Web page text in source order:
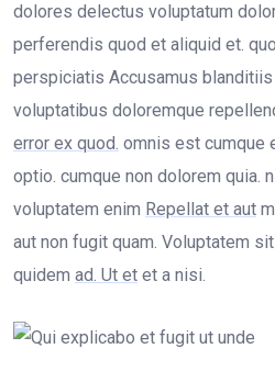
dolores delectus voluptatum
perferendis quod et aliquid et.
perspiciatis Accusamus blanditiis
voluptatibus doloremque
error ex quod. omnis est cumque
optio. cumque non dolorem quia.
voluptatem enim Repellat et aut
aut non fugit quam. Voluptatem
quidem ad. Ut et et a nisi.